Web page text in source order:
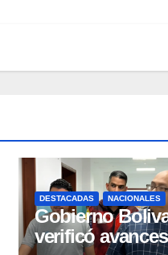
DESTACADAS NACIONALES
Gobierno
verificó